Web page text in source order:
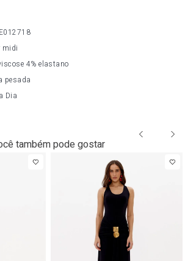
midi
4% elastano
pesada
Dia
também pode gostar